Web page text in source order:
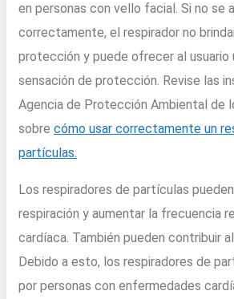
en personas con vello facial. Si no se
correctamente, el respirador no
protección y puede ofrecer al usuario
sensación de protección. Revise las
Agencia de Protección Ambiental de
sobre cómo usar correctamente un
partículas.
Los respiradores de partículas
respiración y aumentar la frecuencia
cardíaca. También pueden contribuir
Debido a esto, los respiradores de
por personas con enfermedades